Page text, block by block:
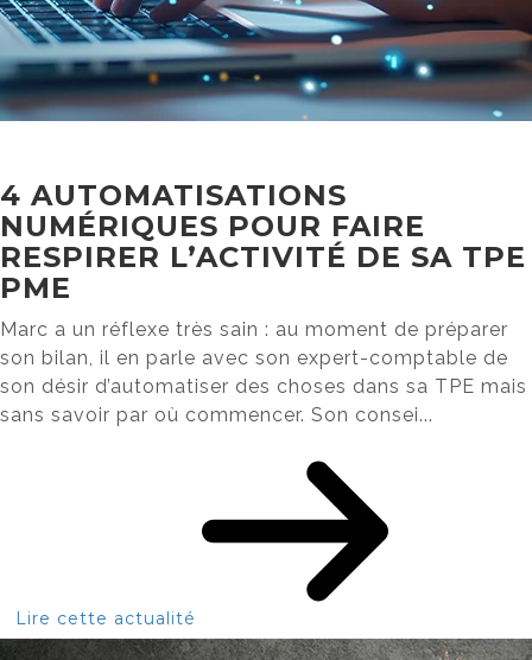
4 AUTOMATISATIONS
NUMÉRIQUES POUR FAIRE
RESPIRER L’ACTIVITÉ DE SA TPE
PME
Marc a un réflexe très sain : au moment de préparer
son bilan, il en parle avec son expert-comptable de
son désir d’automatiser des choses dans sa TPE mais
sans savoir par où commencer. Son consei...
Lire cette actualité